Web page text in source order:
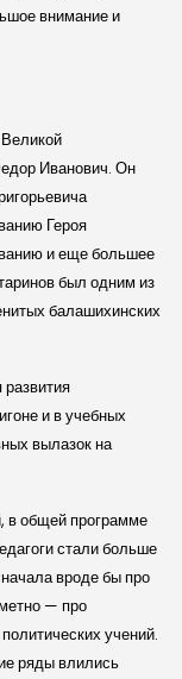
внимание и
Иванович. Он
Героя
и еще большее
был одним из
балашихинских
и в учебных
вылазок на
в общей программе
стали больше
вроде бы про
— про
учений.
ряды влились